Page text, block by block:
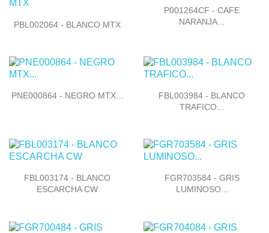
Vista rápida
PBL002064 - BLANCO MTX
 Vista rápida
P001264CF - CAFE
NARANJA...
Vista rápida
PNE000864 - NEGRO MTX... Vista rápida
FBL003984 - BLANCO
TRAFICO...
Vista rápida
FBL003174 - BLANCO
ESCARCHA CW
Vista rápida
FGR703584 - GRIS
LUMINOSO...